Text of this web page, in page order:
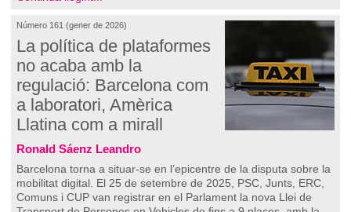
Número 161 (gener de 2026)
La política de plataformes
no acaba amb la
regulació: Barcelona com
a laboratori, Amèrica
Llatina com a mirall
Ronald Sáenz Leandro
Barcelona torna a situar-se en l’epicentre de la disputa sobre la
mobilitat digital. El 25 de setembre de 2025, PSC, Junts, ERC,
Comuns i CUP van registrar en el Parlament la nova Llei de